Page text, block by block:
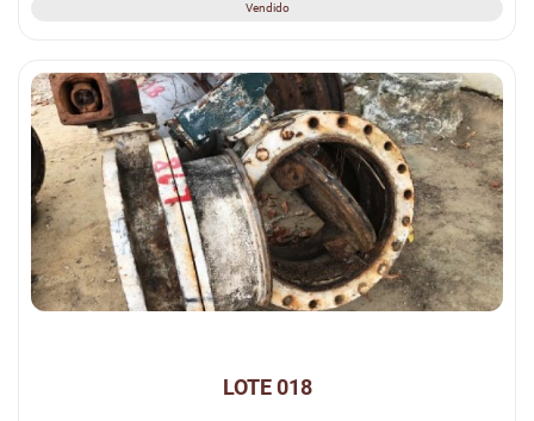
Vendido
LOTE 018